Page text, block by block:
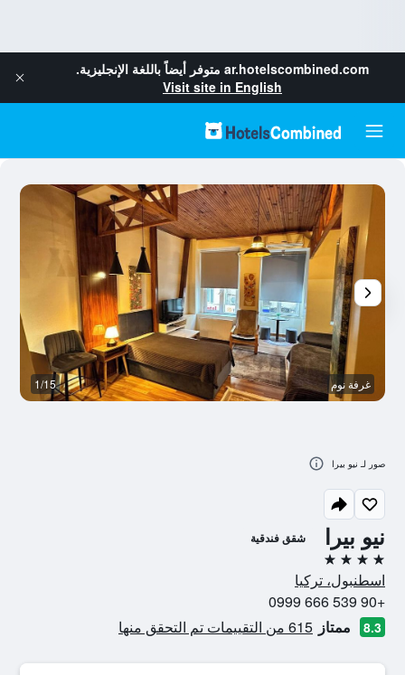
ar.hotelscombined.com متوفر أيضاً باللغة الإنجليزية.
Visit site in English
نيو بيرا شقق فندقية
4 نجوم
اسطنبول، تركيا
+90 539 666 0999
8.3 ممتاز 615 من التقييمات تم التحقق منها
غرفة نوم 1/15
صور لـ نيو بيرا